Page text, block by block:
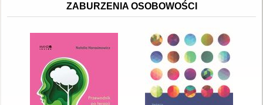
ZABURZENIA OSOBOWOŚCI